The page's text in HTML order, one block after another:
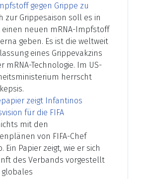
gegen Grippe zu
zur Grippesaison soll es in
einen neuen mRNA-Impfstoff
geben. Es ist die weltweit
eines Grippevakzins
mRNA-Technologie. Im US-
herrscht
zeigt Infantinos
für die FIFA
mit den
von FIFA-Chef
Ein Papier zeigt, wie er sich
des Verbands vorgestellt